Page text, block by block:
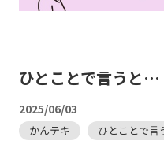
ひとことで言うと
2025/06/03
かんテキ ひとことで